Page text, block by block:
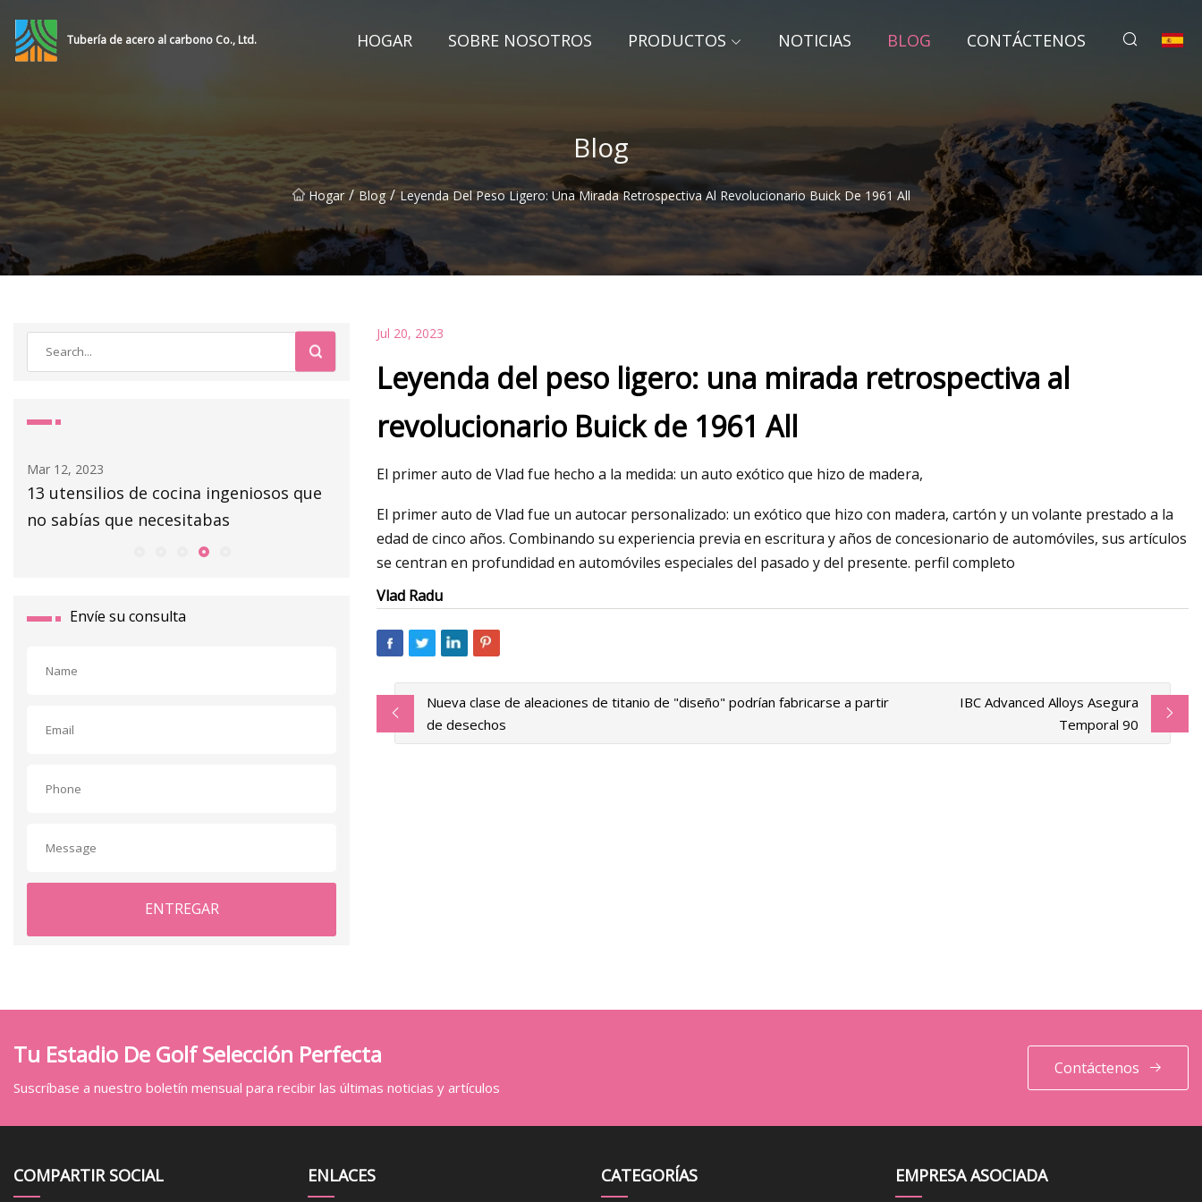
Tubería de acero al carbono Co., Ltd. HOGAR SOBRE NOSOTROS PRODUCTOS NOTICIAS BLOG CONTÁCTENOS
Blog
Hogar / Blog / Leyenda Del Peso Ligero: Una Mirada Retrospectiva Al Revolucionario Buick De 1961 All
Mar 12, 2023
13 utensilios de cocina ingeniosos que
no sabías que necesitabas
Mar 14, 2023
2023, según los chefs
Mar 06, 2023
comprar en el centro de Illinois
Envíe su consulta
ENTREGAR
Jul 20, 2023
Leyenda del peso ligero: una mirada retrospectiva al
revolucionario Buick de 1961 All
El primer auto de Vlad fue hecho a la medida: un auto exótico que hizo de madera,
El primer auto de Vlad fue un autocar personalizado: un exótico que hizo con madera, cartón y un volante prestado a la
edad de cinco años. Combinando su experiencia previa en escritura y años de concesionario de automóviles, sus artículos
se centran en profundidad en automóviles especiales del pasado y del presente. perfil completo
Vlad Radu
Nueva clase de aleaciones de titanio de "diseño" podrían fabricarse a partir
de desechos
IBC Advanced Alloys Asegura
Temporal 90
Tu Estadio De Golf Selección Perfecta
Suscríbase a nuestro boletín mensual para recibir las últimas noticias y artículos
Contáctenos
COMPARTIR SOCIAL ENLACES CATEGORÍAS EMPRESA ASOCIADA